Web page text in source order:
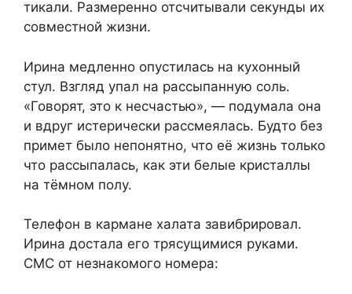
тикали. Размеренно отсчитывали секунды их
совместной жизни.
Ирина медленно опустилась на кухонный
стул. Взгляд упал на рассыпанную соль.
«Говорят, это к несчастью», — подумала она
и вдруг истерически рассмеялась. Будто без
примет было непонятно, что её жизнь только
что рассыпалась, как эти белые кристаллы
на тёмном полу.
Телефон в кармане халата завибрировал.
Ирина достала его трясущимися руками.
СМС от незнакомого номера: